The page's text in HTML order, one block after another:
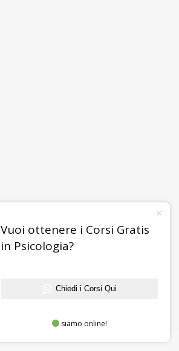
Vuoi ottenere i Corsi Gratis
in Psicologia?
Chiedi i Corsi Qui
siamo online!